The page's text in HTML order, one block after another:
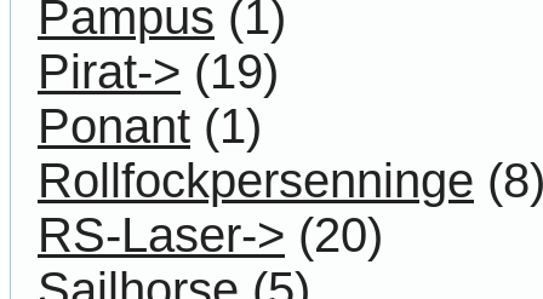
Pampus (1)
Pirat-> (19)
Ponant (1)
Rollfockpersenninge
RS-Laser-> (20)